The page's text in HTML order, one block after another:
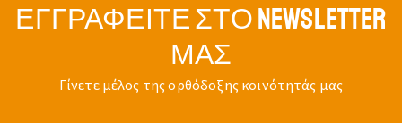
ΕΓΓΡΑΦΕΊΤΕ ΣΤΟ NEWSLETTER
ΜΑΣ
Γίνετε μέλος της ορθόδοξης κοινότητάς μας